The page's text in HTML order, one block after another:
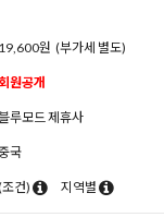
19,600원 (부가세 별도)
원공개
블루모드 제휴사
국
건) 지역별